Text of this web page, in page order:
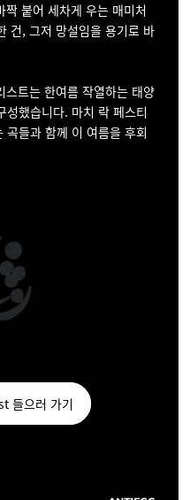
붙어 세차게 우는 매미처
건, 그저 망설임을 용기로 바
트는 한여름 작열하는 태양
했습니다. 마치 락 페스티
곡들과 함께 이 여름을 후회
들으러 가기